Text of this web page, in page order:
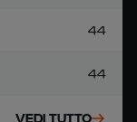
44
44
VEDI TUTTO